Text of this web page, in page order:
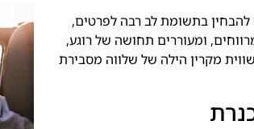
בתשומת לב רבה לפרטים,
ומעוררים תחושה של רוגע,
מקרין הילה של שלווה מסבירת